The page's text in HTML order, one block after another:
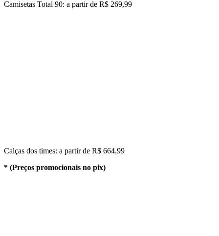
Camisetas Total 90: a partir de R$ 269,99
Calças dos times: a partir de R$ 664,99
* (Preços promocionais no pix)